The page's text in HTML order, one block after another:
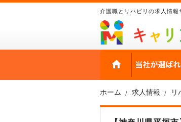
介護職とリハビリの求人情報
ホーム 求人情報 リ